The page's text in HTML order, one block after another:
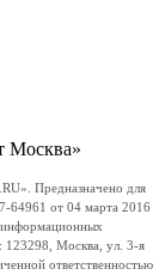
Москва»
Предназначено для
64961 от 04 марта 2016
информационных
123298, Москва, ул. 3-я
ответственностью